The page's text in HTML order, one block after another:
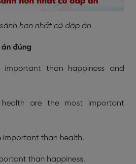
hơn nhất có đáp án
án đúng
important than happiness and
health are the most important
important than health.
than happiness.